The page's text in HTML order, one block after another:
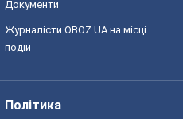
Документи
Журналісти OBOZ.UA на місці
подій
Політика